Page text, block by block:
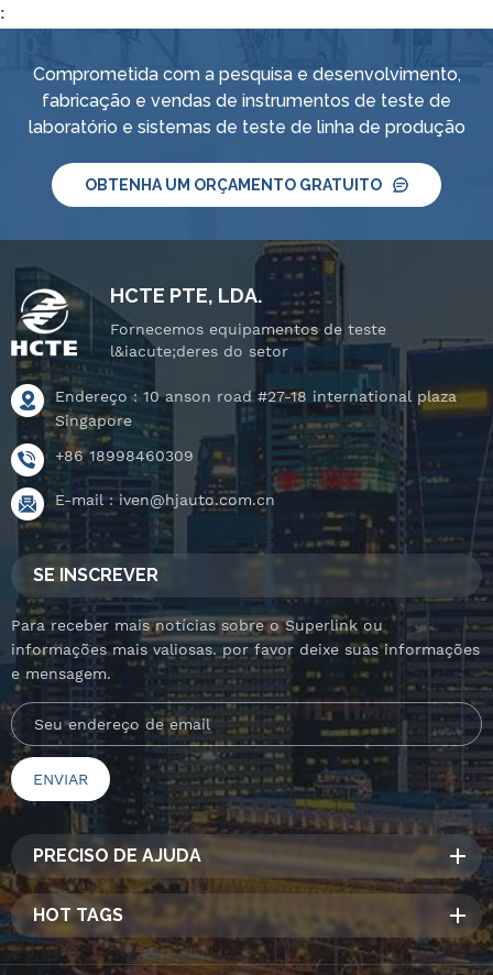
:
Comprometida com a pesquisa e desenvolvimento,
fabricação e vendas de instrumentos de teste de
laboratório e sistemas de teste de linha de produção
OBTENHA UM ORÇAMENTO GRATUITO
HCTE PTE, LDA.
Fornecemos equipamentos de teste
l&iacute;deres do setor
Endereço : 10 anson road #27-18 international plaza
Singapore
+86 18998460309
E-mail :iven@hjauto.com.cn
SE INSCREVER
Para receber mais notícias sobre o Superlink ou
informações mais valiosas. por favor deixe suas informações
e mensagem.
PRECISO DE AJUDA
HOT TAGS